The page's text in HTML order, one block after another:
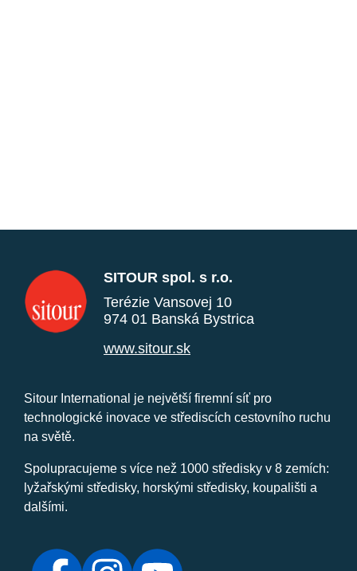
SITOUR spol. s r.o.
Terézie Vansovej 10
974 01 Banská Bystrica
www.sitour.sk
Sitour International je největší firemní síť pro
technologické inovace ve střediscích cestovního ruchu
na světě.
Spolupracujeme s více než 1000 středisky v 8 zemích:
lyžařskými středisky, horskými středisky, koupališti a
dalšími.